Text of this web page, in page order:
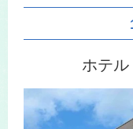
ホテ